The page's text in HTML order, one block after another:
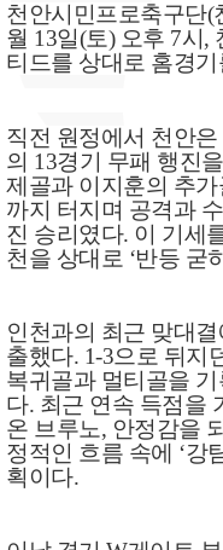
천안시민프로축구단(
월 13일(토) 오후 7시 ,
티드를 상대로 홈경
직전 원정에서 천안은
의 13경기 무패 행진
제골과 이지훈의 추가
까지 터지며 공격과
진 승리였다. 이 기세
천을 상대로 ‘반등 굳
인천과의 최근 맞대
출했다. 1-3으로 뒤지
복귀골과 멀티골을 기
다. 최근 연속 득점을
온 브루노, 안정감을
정적인 흐름 속에 ‘강
획이다.